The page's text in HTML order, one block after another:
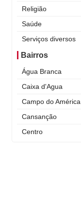
Religião
Saúde
Serviços diversos
Bairros
Água Branca
Caixa d'Agua
Campo do América
Cansanção
Centro